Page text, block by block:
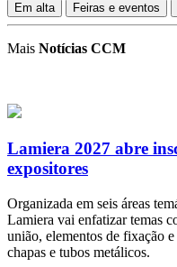
Em alta Feiras e eventos
Mais Notícias CCM
Lamiera 2027 abre
expositores
Organizada em seis áreas
Lamiera vai enfatizar temas
união, elementos de fixação
chapas e tubos metálicos.